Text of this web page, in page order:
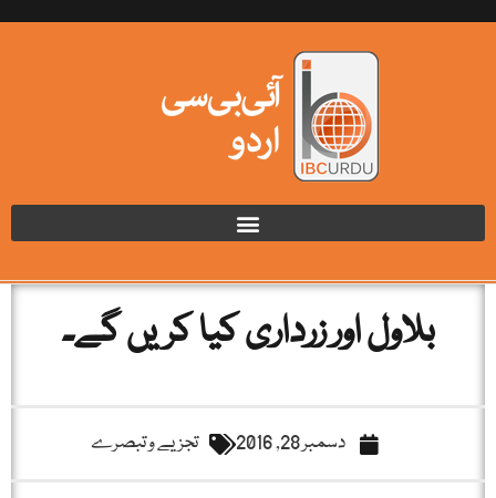
بلاول اور زرداری کیا کریں گے۔
دسمبر 28, 2016 تجزیے و تبصرے